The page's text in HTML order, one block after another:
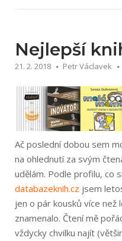
Nejlepší
21. 2. 2018 Petr Václavek
Ač poslední dobou sem
na ohlednutí za svým
udělám. Podle profilu, co
databazeknih.cz jsem
jen o pár kousků více
znamenalo. Čtení mě
vždycky chvilku najít